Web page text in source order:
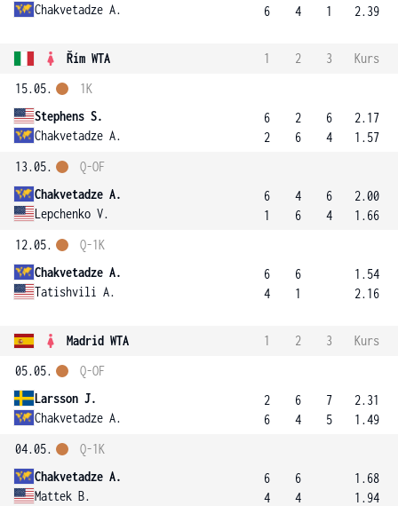
Chakvetadze A.
6
4
1
2.39
Řím WTA 1 2 3
Kurs
15.05.
Stephens S.
Chakvetadze A.
1K
6
2
2
6
6
4
2.17
1.57
13.05.
Chakvetadze A.
Lepchenko V.
Q-OF
6
1
4
6
6
4
2.00
1.66
12.05.
Chakvetadze A.
Tatishvili A.
Q-1K
6
4
6
1
1.54
2.16
Madrid WTA 1 2 3
Kurs
05.05.
Larsson J.
Chakvetadze A.
Q-OF
2
6
6
4
7
5
2.31
1.49
04.05.
Chakvetadze A.
Mattek B.
Q-1K
6
4
6
4
1.68
1.94